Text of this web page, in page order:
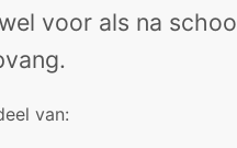
voor als na
van: